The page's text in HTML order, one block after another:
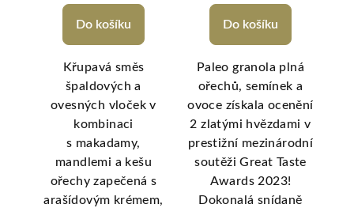
Do košíku
Křupavá směs
špaldových a
ovesných vloček v
kombinaci
s makadamy,
mandlemi a kešu
ořechy zapečená s
arašídovým krémem,
Do košíku
Paleo granola plná
ořechů, semínek a
ovoce získala ocenění
2 zlatými hvězdami v
prestižní mezinárodní
soutěži Great Taste
Awards 2023!
Dokonalá snídaně